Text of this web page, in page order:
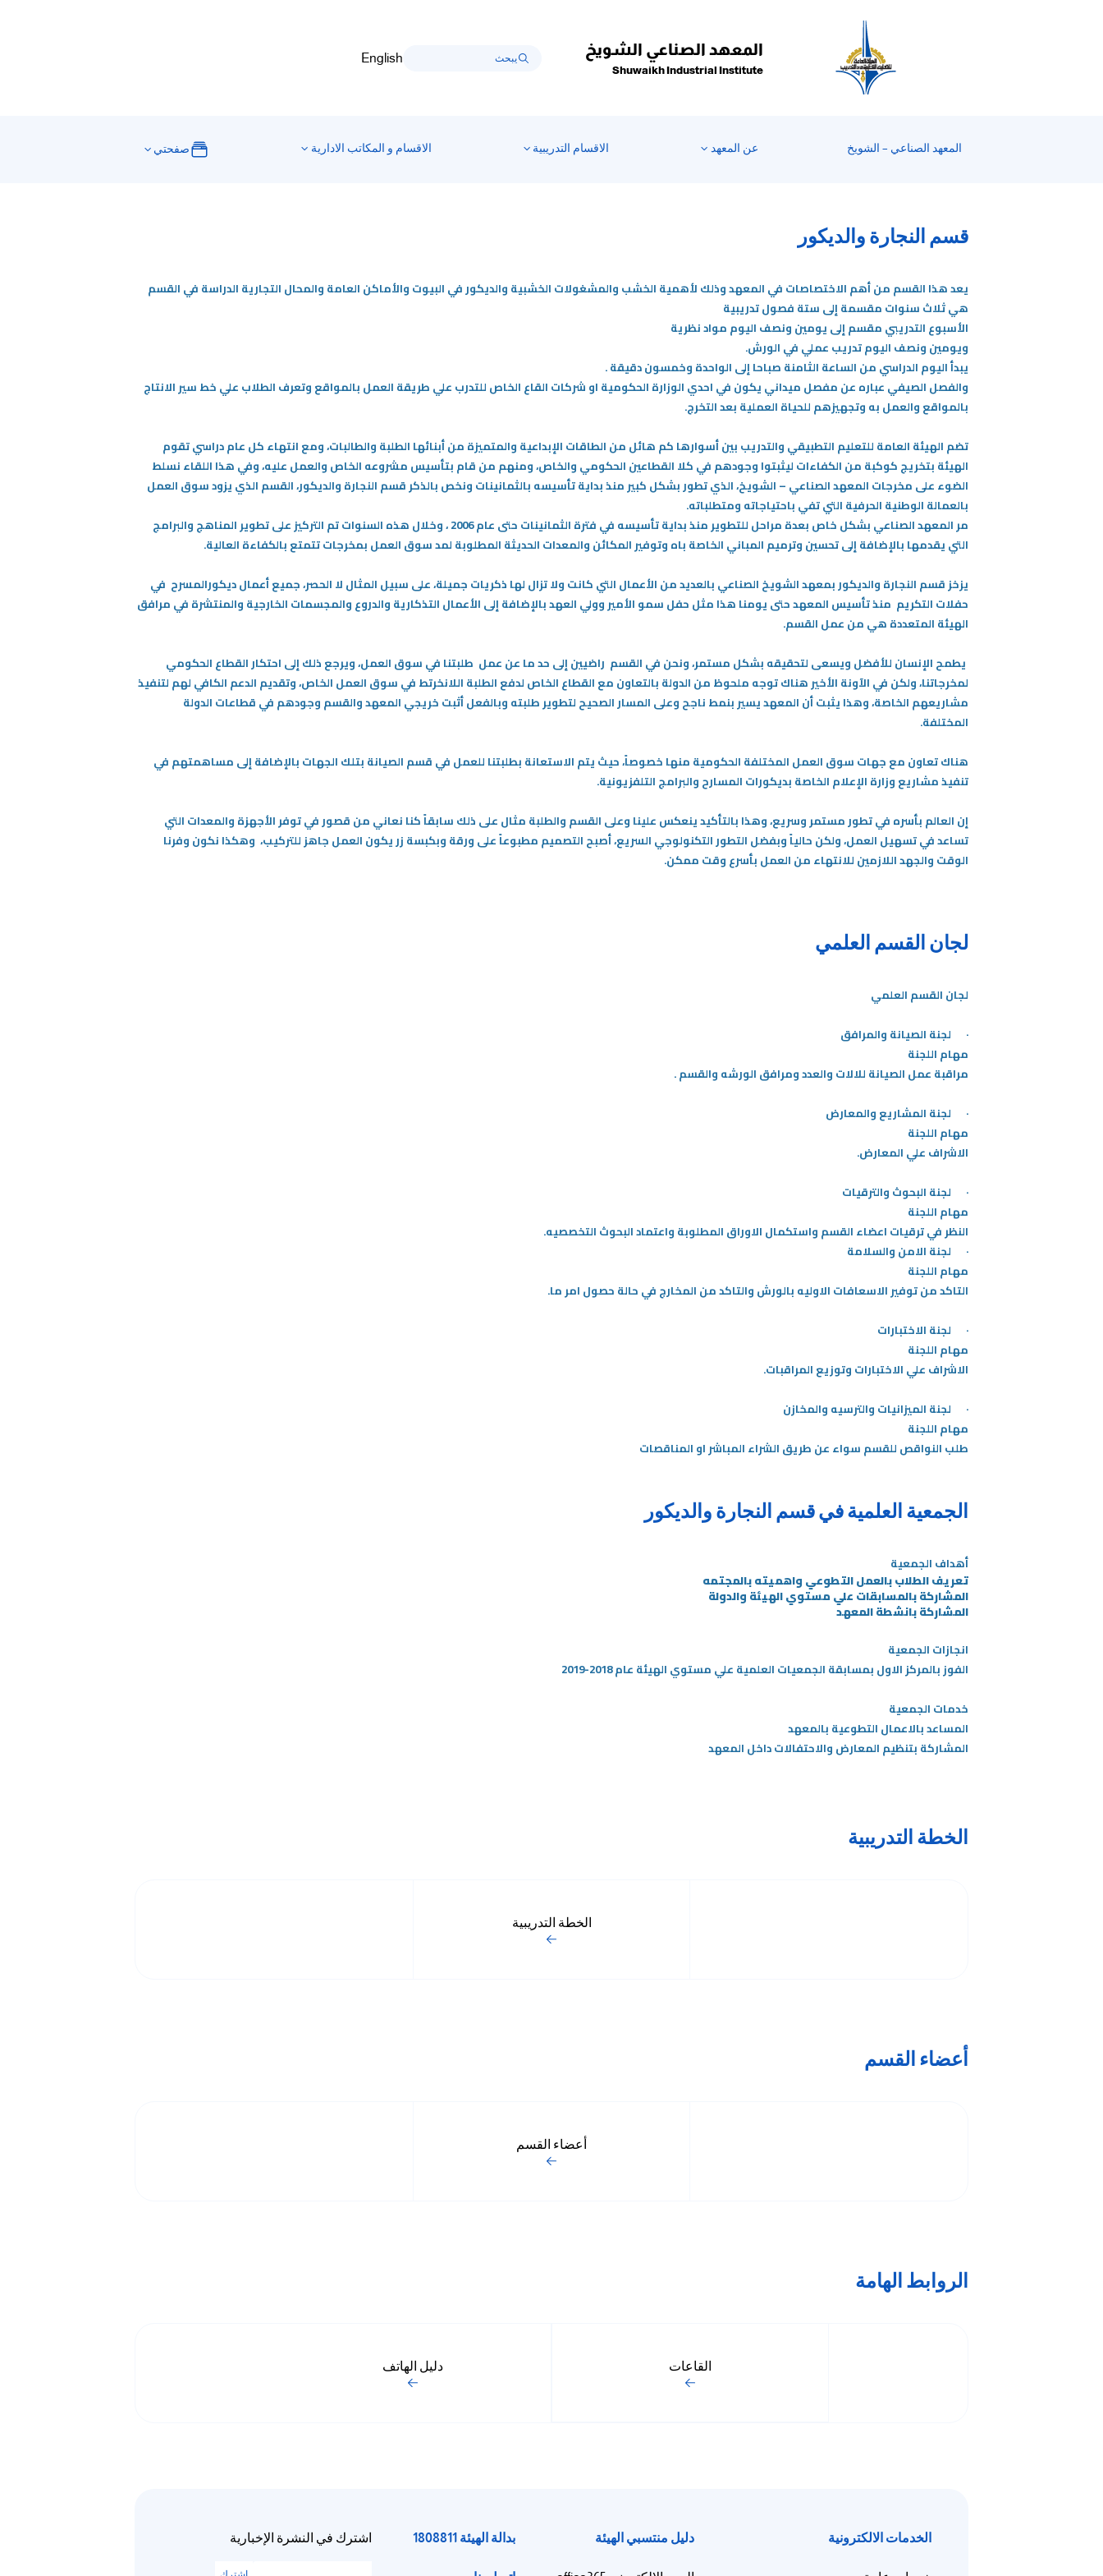
المعهد الصناعي الشويخ
Shuwaikh Industrial Institute
English
المعهد الصناعي – الشويخ عن المعهد الاقسام التدريبية الاقسام و المكاتب الادارية صفحتي
قسم النجارة والديكور
يعد هذا القسم من أهم الاختصاصات في المعهد وذلك لأهمية الخشب والمشغولات الخشبية والديكور في البيوت والأماكن العامة والمحال التجارية الدراسة في القسم
هي ثلاث سنوات مقسمة إلى ستة فصول تدريبية
الأسبوع التدريبي مقسم إلى يومين ونصف اليوم مواد نظرية
ويومين ونصف اليوم تدريب عملي في الورش.
يبدأ اليوم الدراسي من الساعة الثامنة صباحا إلى الواحدة وخمسون دقيقة.
والفصل الصيفي عباره عن مفصل ميداني يكون في احدي الوزارة الحكومية او شركات القاع الخاص للتدرب علي طريقة العمل بالمواقع وتعرف الطلاب علي خط سير الانتاج
بالمواقع والعمل به وتجهيزهم للحياة العملية بعد التخرج.
تضم الهيئة العامة للتعليم التطبيقي والتدريب بين أسوارها كم هائل من الطاقات الإبداعية والمتميزة من أبنائها الطلبة والطالبات، ومع انتهاء كل عام دراسي تقوم
الهيئة بتخريج كوكبة من الكفاءات ليثبتوا وجودهم في كلا القطاعين الحكومي والخاص، ومنهم من قام بتأسيس مشروعه الخاص والعمل عليه، وفي هذا اللقاء نسلط
الضوء على مخرجات المعهد الصناعي – الشويخ، الذي تطور بشكل كبير منذ بداية تأسيسه بالثمانينات ونخص بالذكر قسم النجارة والديكور، القسم الذي يزود سوق العمل
بالعمالة الوطنية الحرفية التي تفي باحتياجاته ومتطلباته.
مر المعهد الصناعي بشكل خاص بعدة مراحل للتطوير منذ بداية تأسيسه في فترة الثمانينات حتى عام 2006 ، وخلال هذه السنوات تم التركيز على تطوير المناهج والبرامج
التي يقدمها بالإضافة إلى تحسين وترميم المباني الخاصة باه وتوفير المكائن والمعدات الحديثة المطلوبة لمد سوق العمل بمخرجات تتمتع بالكفاءة العالية.
يزخز قسم النجارة والديكور بمعهد الشويخ الصناعي بالعديد من الأعمال التي كانت ولا تزال لها ذكريات جميلة، على سبيل المثال لا الحصر، جميع أعمال ديكورالمسرح في
حفلات التكريم منذ تأسيس المعهد حتى يومنا هذا مثل حفل سمو الأمير وولي العهد بالإضافة إلى الأعمال التذكارية والدروع والمجسمات الخارجية والمنتشرة في مرافق
الهيئة المتعددة هي من عمل القسم.
يطمح الإنسان للأفضل ويسعى لتحقيقه بشكل مستمر، ونحن في القسم راضيين إلى حد ما عن عمل طلبتنا في سوق العمل، ويرجع ذلك إلى احتكار القطاع الحكومي
لمخرجاتنا، ولكن في الآونة الأخير هناك توجه ملحوظ من الدولة بالتعاون مع القطاع الخاص لدفع الطلبة اللانخرتط في سوق العمل الخاص، وتقديم الدعم الكافي لهم لتنفيذ
مشاريعهم الخاصة، وهذا يثبت أن المعهد يسير بنمط ناجح وعلى المسار الصحيح لتطوير طلبته وبالفعل أثبت خريجي المعهد والقسم وجودهم في قطاعات الدولة
المختلفة.
هناك تعاون مع جهات سوق العمل المختلفة الحكومية منها خصوصاً، حيث يتم الاستعانة بطلبتنا للعمل في قسم الصيانة بتلك الجهات بالإضافة إلى مساهمتهم في
تنفيذ مشاريع وزارة الإعلام الخاصة بديكورات المسارح والبرامج التلفزيونية.
إن العالم بأسره في تطور مستمر وسريع، وهذا بالتأكيد ينعكس علينا وعلى القسم والطلبة مثال على ذلك سابقاً كنا نعاني من قصور في توفر الأجهزة والمعدات التي
تساعد في تسهيل العمل، ولكن حالياً وبفضل التطور التكنولوجي السريع، أصبح التصميم مطبوعاً على ورقة وبكبسة زر يكون العمل جاهز للتركيب، وهكذا نكون وفرنا
الوقت والجهد اللازمين للانتهاء من العمل بأسرع وقت ممكن.
لجان القسم العلمي
لجان القسم العلمي
· لجنة الصيانة والمرافق
مهام اللجنة
​مراقبة عمل الصيانة للالات والعدد ومرافق الورشه والقسم .
· لجنة المشاريع والمعارض
مهام اللجنة
​الاشراف علي المعارض.
· لجنة البحوث والترقيات
مهام اللجنة
​النظر في ترقيات اعضاء القسم واستكمال الاوراق المطلوبة واعتماد البحوث التخصصيه.
· لجنة الامن والسلامة
مهام اللجنة
التاكد من توفير الاسعافات الاوليه بالورش والتاكد من المخارج في حالة حصول امر ما.
· لجنة الاختبارات
مهام اللجنة
الاشراف علي الاختبارات وتوزيع المراقبات.
· لجنة الميزانيات والترسيه والمخازن
مهام اللجنة
​طلب النواقص للقسم سواء عن طريق الشراء المباشر او المناقصات
الجمعية العلمية في قسم النجارة والديكور
أهداف الجمعية
تعريف الطلاب بالعمل التطوعي واهميته بالمجتمه
المشاركة بالمسابقات علي مستوي الهيئة والدولة
المشاركة بانشطة المعهد
انجازات الجمعية
​الفوز بالمركز الاول بمسابقة الجمعيات العلمية علي مستوي الهيئة عام 2018-2019
خدمات الجمعية
المساعد بالاعمال التطوعية بالمعهد
المشاركة بتنظيم المعارض والاحتفالات داخل المعهد
الخطة التدريبية
الخطة التدريبية
أعضاء القسم
أعضاء القسم
الروابط الهامة
القاعات دليل الهاتف
الخدمات الالكترونية دليل منتسبي الهيئة
بدالة الهيئة 1808811
اشترك في النشرة الإخبارية